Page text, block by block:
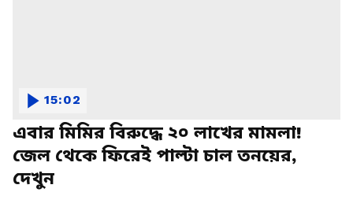
এবার মিমির বিরুদ্ধে ২০ লাখের মামলা!
জেল থেকে ফিরেই পাল্টা চাল তনয়ের,
দেখুন
15:02